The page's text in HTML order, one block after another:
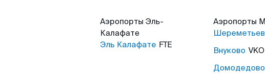
Аэропорты Эль-
Калафате
Эль Калафате FTE
Аэропорты
Внуково VKO
Домодедово